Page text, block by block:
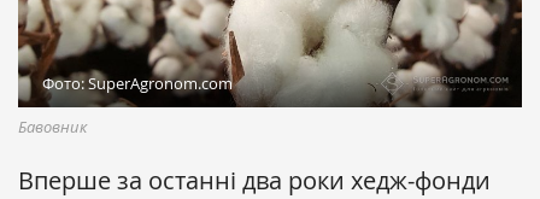
Фото: SuperAgronom.com
Бавовник
Вперше за останні два роки хедж-фонди